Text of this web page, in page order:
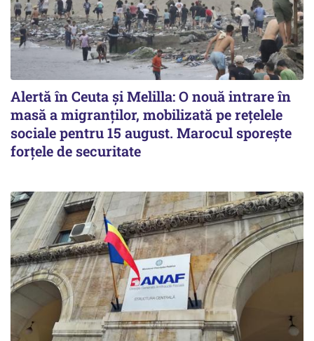
Alertă în Ceuta și Melilla: O nouă intrare în
masă a migranților, mobilizată pe rețelele
sociale pentru 15 august. Marocul sporește
forțele de securitate